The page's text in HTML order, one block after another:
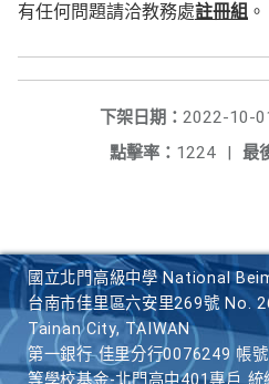
有任何問題請洽教務處註冊組 。
下架日期： 2022-10-
最
點擊率： 1224 |
國立北門高級中學 National
台南市佳里區六安里269號 No.
Tainan City, TAIWAN
第一銀行 佳里分行0076249 帳
等學校基金-北門高中401專戶